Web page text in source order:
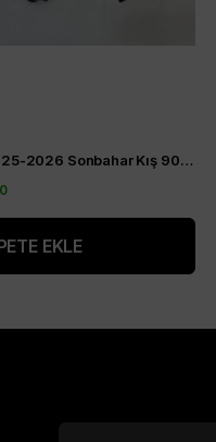
Aker İpek Eşarp - 2025-2026 Sonbahar Kış 9065701-371 - Sura
EKLE